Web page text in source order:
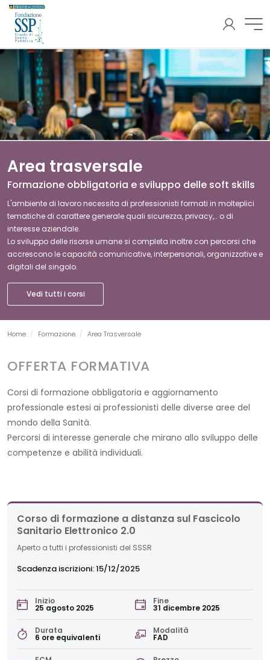
AREA
Area trasversale
Formazione obbligatoria e sviluppo delle soft skills
L'ambiente di lavoro necessita di professionisti formati in molteplici
tematiche di carattere generale quali sicurezza, privacy,.. o di
interesse aziendale.
Lo sviluppo delle risorse umane si completa inoltre con percorsi che
accrescono le capacità comunicative, interpersonali, organizzative e
digitali del singolo.
Vedi tutti i corsi
Home Formazione Pagina corrente:
Area Trasversale
OFFERTA FORMATIVA
Corsi di formazione obbligatoria e aggiornamento
professionale estesi ai professionisti delle diverse aree del
mondo della Sanità.
Percorsi di interesse generale che mirano allo sviluppo delle
competenze e abilità individuali.
Corso di formazione a distanza sul Fascicolo
Sanitario Elettronico 2.0
Aperto a tutti i professionisti del SSSR
Scadenza iscrizioni: 15/12/2025
Inizio
25 agosto 2025
Fine
31 dicembre 2025
Durata
6 ore equivalenti
Modalità
FAD